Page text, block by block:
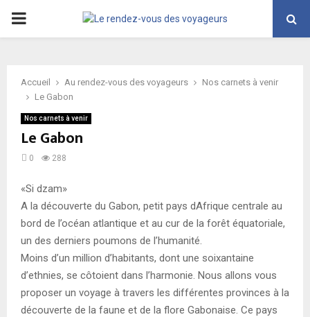
PRIMARY
Accueil Au rendez-vous des voyageurs
Nos carnets à venir
Le Gabon
Nos carnets à venir
Le Gabon
0 288
«Si dzam»
A la découverte du Gabon, petit pays dAfrique centrale au
bord de l’océan atlantique et au cur de la forêt équatoriale,
un des derniers poumons de l’humanité.
Moins d’un million d’habitants, dont une soixantaine
d’ethnies, se côtoient dans l’harmonie. Nous allons vous
proposer un voyage à travers les différentes provinces à la
découverte de la faune et de la flore Gabonaise. Ce pays